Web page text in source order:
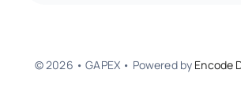
© 2026 • GAPEX • Powered by Encode